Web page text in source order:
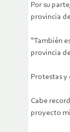
Por su
provincia
“También
provincia
Protestas y
Cabe
proyecto